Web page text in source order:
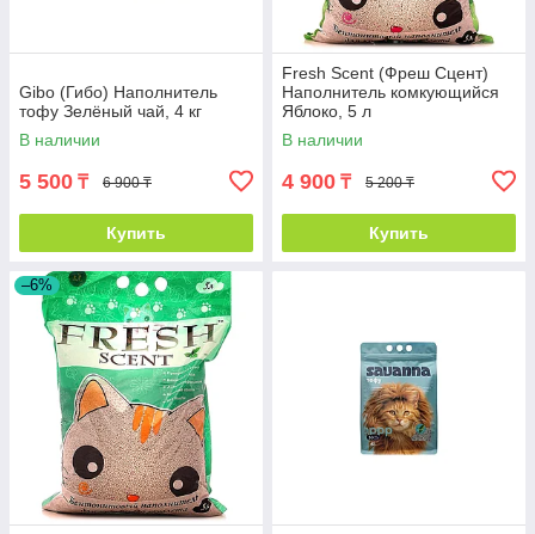
Gibo (Гибо) Наполнитель
тофу Зелёный чай, 4 кг
В наличии
5 500 ₸ 6 900 ₸
Купить
Fresh Scent (Фреш Сцент)
Наполнитель комкующийся
Яблоко, 5 л
В наличии
4 900 ₸ 5 200 ₸
Купить
–6%